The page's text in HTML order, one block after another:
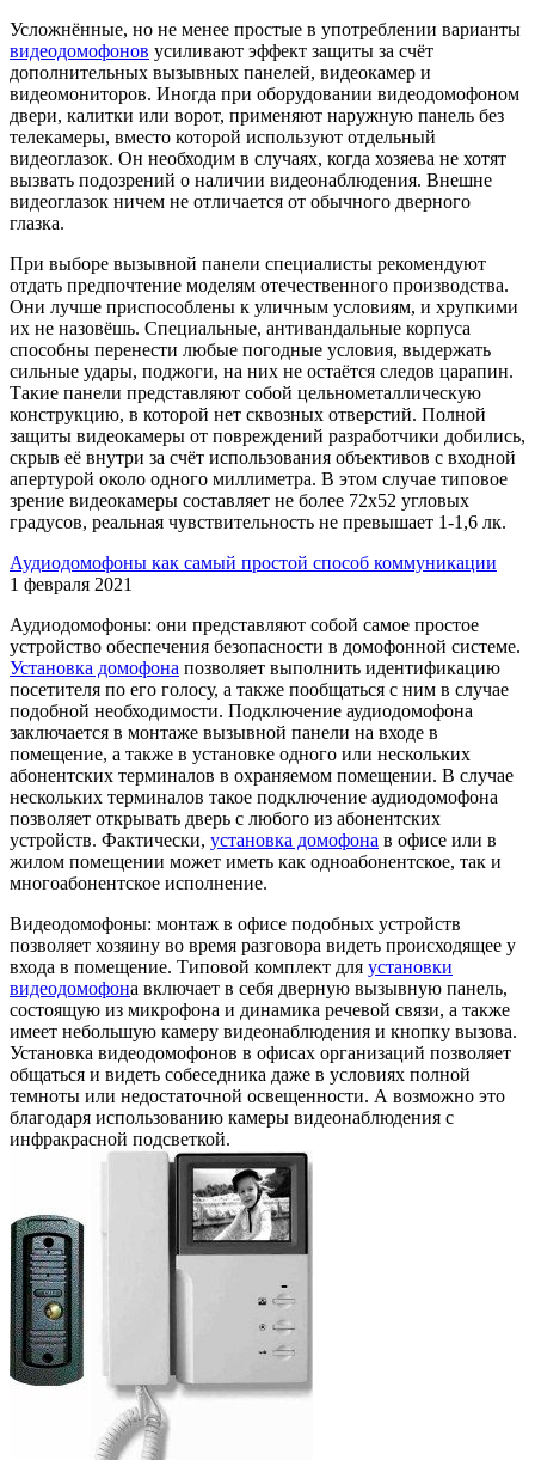
Усложнённые, но не менее простые в употреблении варианты
видеодомофонов усиливают эффект защиты за счёт
дополнительных вызывных панелей, видеокамер и
видеомониторов. Иногда при оборудовании видеодомофоном
двери, калитки или ворот, применяют наружную панель без
телекамеры, вместо которой используют отдельный
видеоглазок. Он необходим в случаях, когда хозяева не хотят
вызвать подозрений о наличии видеонаблюдения. Внешне
видеоглазок ничем не отличается от обычного дверного
глазка.
При выборе вызывной панели специалисты рекомендуют
отдать предпочтение моделям отечественного производства.
Они лучше приспособлены к уличным условиям, и хрупкими
их не назовёшь. Специальные, антивандальные корпуса
способны перенести любые погодные условия, выдержать
сильные удары, поджоги, на них не остаётся следов царапин.
Такие панели представляют собой цельнометаллическую
конструкцию, в которой нет сквозных отверстий. Полной
защиты видеокамеры от повреждений разработчики добились,
скрыв её внутри за счёт использования объективов с входной
апертурой около одного миллиметра. В этом случае типовое
зрение видеокамеры составляет не более 72х52 угловых
градусов, реальная чувствительность не превышает 1-1,6 лк.
Аудиодомофоны как самый простой способ коммуникации
1 февраля 2021
Аудиодомофоны: они представляют собой самое простое
устройство обеспечения безопасности в домофонной системе.
Установка домофона позволяет выполнить идентификацию
посетителя по его голосу, а также пообщаться с ним в случае
подобной необходимости. Подключение аудиодомофона
заключается в монтаже вызывной панели на входе в
помещение, а также в установке одного или нескольких
абонентских терминалов в охраняемом помещении. В случае
нескольких терминалов такое подключение аудиодомофона
позволяет открывать дверь с любого из абонентских
устройств. Фактически, установка домофона в офисе или в
жилом помещении может иметь как одноабонентское, так и
многоабонентское исполнение.
Видеодомофоны: монтаж в офисе подобных устройств
позволяет хозяину во время разговора видеть происходящее у
входа в помещение. Типовой комплект для установки
видеодомофона включает в себя дверную вызывную панель,
состоящую из микрофона и динамика речевой связи, а также
имеет небольшую камеру видеонаблюдения и кнопку вызова.
Установка видеодомофонов в офисах организаций позволяет
общаться и видеть собеседника даже в условиях полной
темноты или недостаточной освещенности. А возможно это
благодаря использованию камеры видеонаблюдения с
инфракрасной подсветкой.